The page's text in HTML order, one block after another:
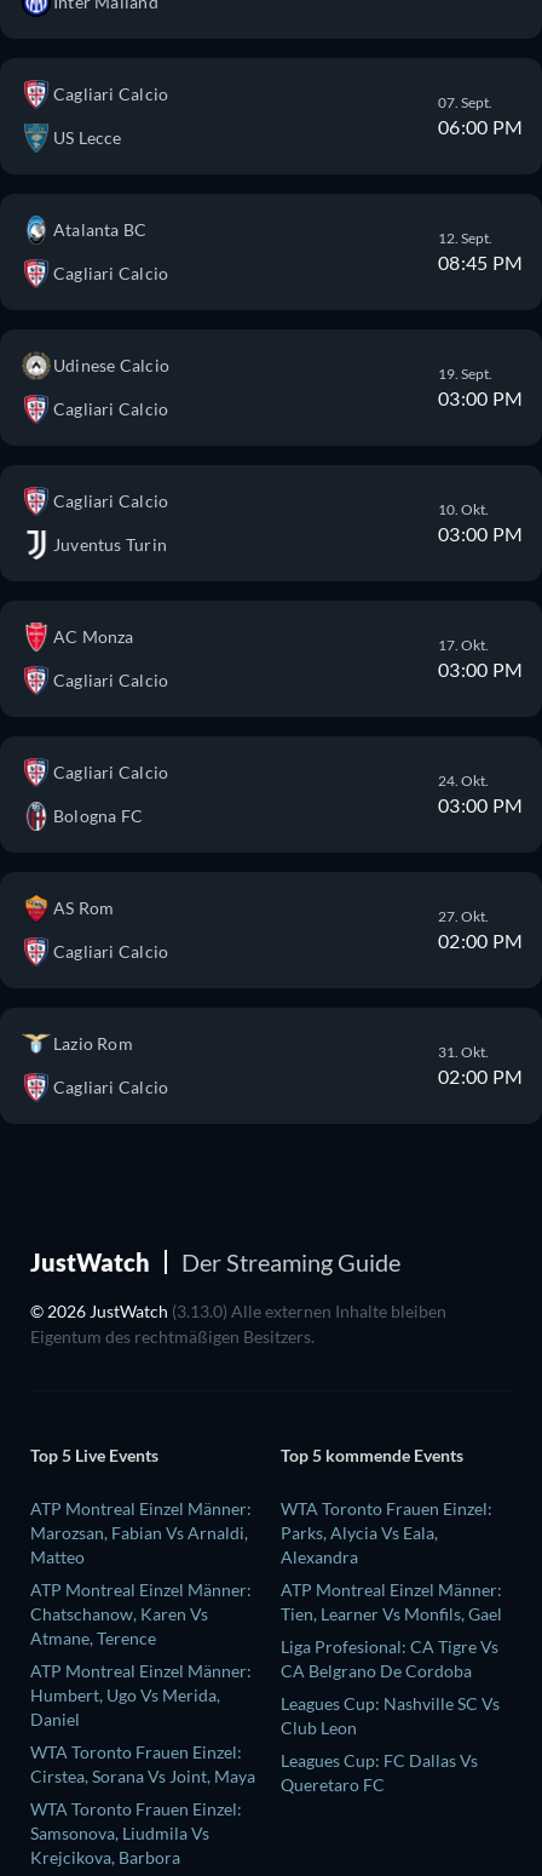
Cagliari Calcio
US Lecce
07. Sept.
06:00 PM
Atalanta BC
Cagliari Calcio
12. Sept.
08:45 PM
Udinese Calcio
Cagliari Calcio
19. Sept.
03:00 PM
Cagliari Calcio
Juventus Turin
10. Okt.
03:00 PM
AC Monza
Cagliari Calcio
17. Okt.
03:00 PM
Cagliari Calcio
Bologna FC
24. Okt.
03:00 PM
AS Rom
Cagliari Calcio
27. Okt.
02:00 PM
Lazio Rom
Cagliari Calcio
31. Okt.
02:00 PM
JustWatch Der Streaming Guide
© 2026 JustWatch (3.13.0) Alle externen Inhalte bleiben
Eigentum des rechtmäßigen Besitzers.
Top 5 Live Events
ATP Montreal Einzel Männer:
Marozsan, Fabian Vs Arnaldi,
Matteo
ATP Montreal Einzel Männer:
Chatschanow, Karen Vs
Atmane, Terence
ATP Montreal Einzel Männer:
Humbert, Ugo Vs Merida,
Daniel
WTA Toronto Frauen Einzel:
Cirstea, Sorana Vs Joint, Maya
WTA Toronto Frauen Einzel:
Samsonova, Liudmila Vs
Krejcikova, Barbora
Top 5 kommende Events
WTA Toronto Frauen Einzel:
Parks, Alycia Vs Eala,
Alexandra
ATP Montreal Einzel Männer:
Tien, Learner Vs Monfils, Gael
Liga Profesional: CA Tigre Vs
CA Belgrano De Cordoba
Leagues Cup: Nashville SC Vs
Club Leon
Leagues Cup: FC Dallas Vs
Queretaro FC